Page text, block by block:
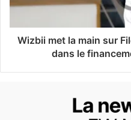
Wizbii met la main sur
dans le